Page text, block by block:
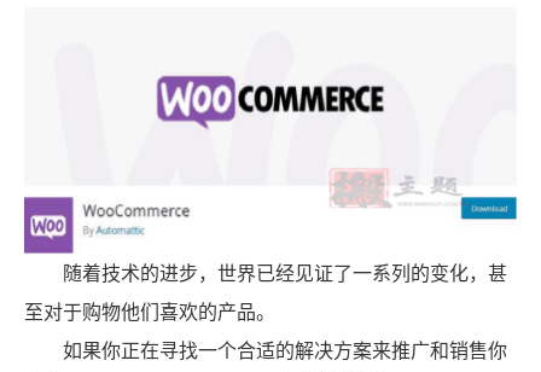
随着技术的进步，世界已经见证了一系列的变化，甚
至对于购物他们喜欢的产品。
如果你正在寻找一个合适的解决方案来推广和销售你